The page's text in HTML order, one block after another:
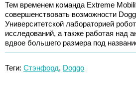
Тем временем команда Extreme
совершенствовать возможности
Университетской лабораторией
исследований, а также работая над
вдвое большего размера под
Теги: Стэнфорд, Doggo